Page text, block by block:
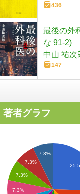
436
最後の外
な 91-2)
中山 祐次
147
著者グラフ
7.3%
7.3%
7.3%
7.3%